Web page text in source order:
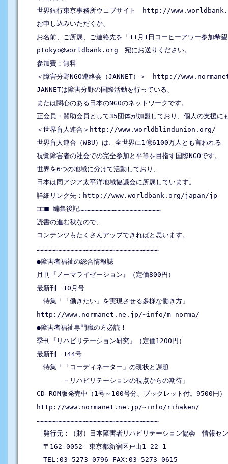
世界銀行東京事務所ウェブサイト　http://
お申し込みいただくか、
お名前、ご所属、ご連絡先を「11月1日コーヒーアワー参加希
ptokyo@worldbank.org　宛にお送りください。
参加費：無料
＜障害分野NGO連絡会（JANNET）＞　http://
JANNETは障害分野の国際活動を行っている、
または関心のある日本のNGOのネットワークです。
正会員・賛助会員として35団体が加盟しており、個人の支援に
＜世界盲人連合＞http://www.worldblindunion.org/
世界盲人連合（WBU）は、全世界に1億6100万人とも言われる
視覚障害者の社会での完全参加と平等を目指す国際NGOです。
世界を6つの地域に分けて活動しており、
日本は同アジア太平洋地域協議会に所属しています。
詳細リンク先：http://www.worldbank.org/japan/jp
□□■ 編集後記……………………………………………………
読書の進む秋なので、
コンテンツもたくさんアップできればと思います。
………………………………………………………………………………
●障害者福祉の総合情報誌
月刊『ノーマライゼーション』（定価800円）
最新刊　10月号
特集「「働きたい」を実現させる多様な働き方」
http://www.normanet.ne.jp/~info/m_norma/
●障害者福祉専門職の方必読！
季刊『リハビリテーション研究』（定価1200円）
最新刊　144号
特集「「コーディネーター」の現状と課題
－リハビリテーションの視点からの期待」
CD-ROM版発売中（1号～100号分、ブックレット付。9500円）
http://www.normanet.ne.jp/~info/rihaken/
………………………………………………………………………………
発行元：（財）日本障害者リハビリテーション協会　情報セ
〒162-0052　東京都新宿区戸山1-22-1
TEL:03-5273-0796 FAX:03-5273-0615